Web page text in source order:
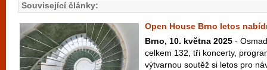
Související články:
Open House Brno letos
Brno, 10. května 2025 -
celkem 132, tři koncerty,
výtvarnou soutěž si letos pro